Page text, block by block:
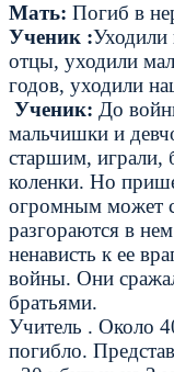
Мать: Погиб в
Ученик :
отцы, уходили
годов, уходили
Ученик: До
мальчишки и
старшим, играли,
коленки. Но
огромным может
разгораются в
ненависть к ее
войны. Они
братьями.
Учитель . Около
погибло.